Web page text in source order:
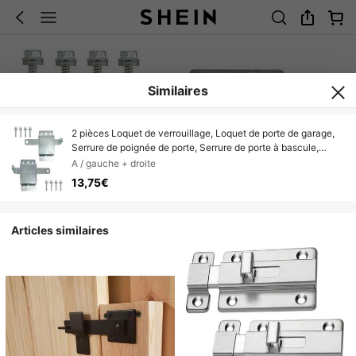
Similaires
2 pièces Loquet de verrouillage, Loquet de porte de garage,
Serrure de poignée de porte, Serrure de porte à bascule,
Nouvelle serrure de levier de style chinois, Convient à la
plupart des portes de garage
A / gauche + droite
13,75€
Articles similaires